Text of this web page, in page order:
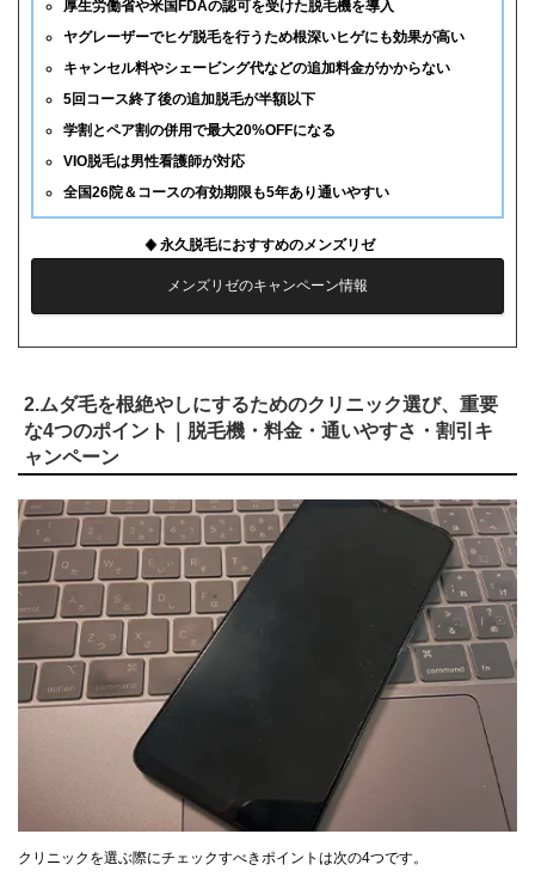
厚生労働省や米国FDAの認可を受けた脱毛機を導入
ヤグレーザーでヒゲ脱毛を行うため根深いヒゲにも効果が高い
キャンセル料やシェービング代などの追加料金がかからない
5回コース終了後の追加脱毛が半額以下
学割とペア割の併用で最大20%OFFになる
VIO脱毛は男性看護師が対応
全国26院＆コースの有効期限も5年あり通いやすい
永久脱毛におすすめのメンズリゼ
メンズリゼのキャンペーン情報
2.ムダ毛を根絶やしにするためのクリニック選び、重要
な4つのポイント｜脱毛機・料金・通いやすさ・割引キ
ャンペーン
クリニックを選ぶ際にチェックすべきポイントは次の4つです。